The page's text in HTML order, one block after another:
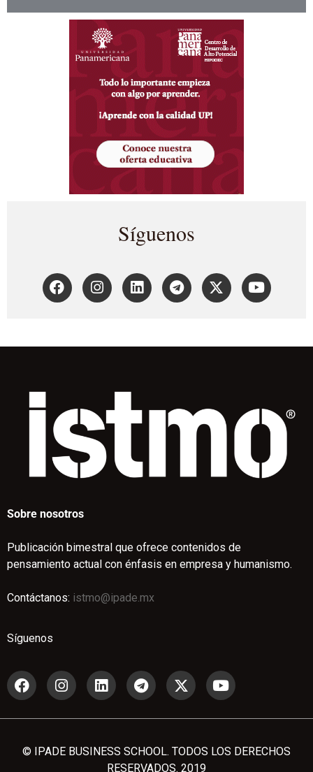
Síguenos
Sobre nosotros
Publicación bimestral que ofrece contenidos de
pensamiento actual con énfasis en empresa y humanismo.
Contáctanos: istmo@ipade.mx
Síguenos
© IPADE BUSINESS SCHOOL. TODOS LOS DERECHOS
RESERVADOS. 2019